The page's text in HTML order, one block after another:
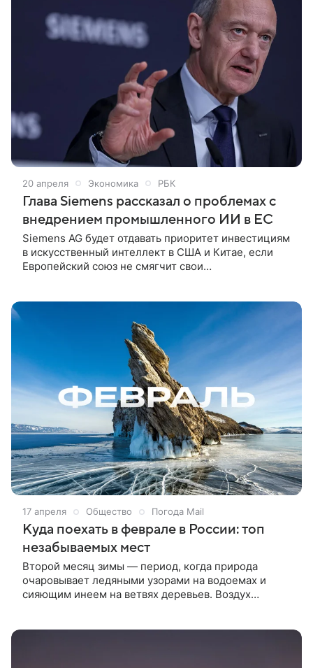
размере 164,8 млн руб., 9,2 млн китайских юаней,
647,3 тыс. евро и 64,1 тыс. долларов США. Всю
иностранную валюту нужно перечислить истцу в
рублях по курсу Центробанка на дату платежа.
Информация об этом опубликована в картотеке
20 апреля Экономика РБК
Глава Siemens рассказал о проблемах с
внедрением промышленного ИИ в ЕС
Siemens AG будет отдавать приоритет инвестициям
в искусственный интеллект в США и Китае, если
Европейский союз не смягчит свои
интеллект в США и Китае, если Европейский союз
не смягчит свои ограничительные правила. Об
этом, как сообщает Bloomberg, заявил генеральный
директор компании Роланд Буш.
17 апреля Общество Погода Mail
Куда поехать в феврале в России: топ
незабываемых мест
Второй месяц зимы — период, когда природа
очаровывает ледяными узорами на водоемах и
сияющим инеем на ветвях деревьев. Воздух